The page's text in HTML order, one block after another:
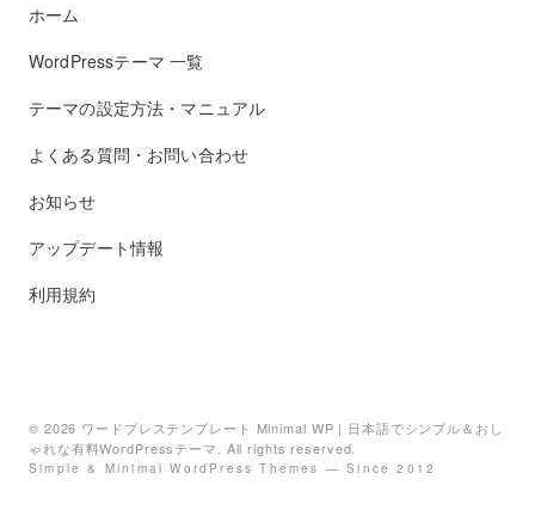
ホーム
WordPressテーマ 一覧
テーマの設定方法・マニュアル
よくある質問・お問い合わせ
お知らせ
アップデート情報
利用規約
© 2026 ワードプレステンプレート Minimal WP | 日本語でシンプル＆おし
ゃれな有料WordPressテーマ
. All rights reserved.
Simple & Minimal WordPress Themes — Since 2012